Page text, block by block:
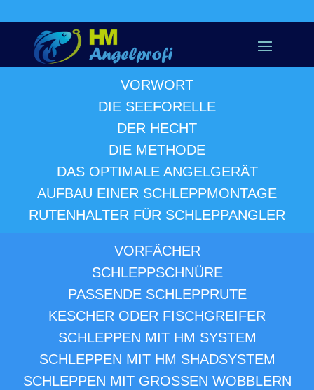
VORWORT
DIE SEEFORELLE
DER HECHT
DIE METHODE
DAS OPTIMALE ANGELGERÄT
AUFBAU EINER SCHLEPPMONTAGE
RUTENHALTER FÜR SCHLEPPANGLER
VORFÄCHER
SCHLEPPSCHNÜRE
PASSENDE SCHLEPPRUTE
KESCHER ODER FISCHGREIFER
SCHLEPPEN MIT HM SYSTEM
SCHLEPPEN MIT HM SHADSYSTEM
SCHLEPPEN MIT GROSSEN WOBBLERN